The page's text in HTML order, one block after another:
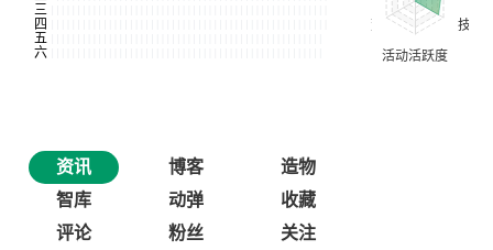
资讯 博客
造物
智库
动弹
收藏
评论
粉丝 关注